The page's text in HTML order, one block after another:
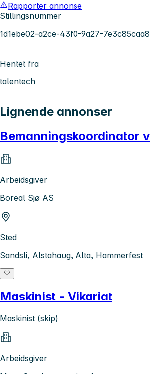
Rapporter annonse
Stillingsnummer
1d1ebe02-a2ce-43f0-9a27-
Hentet fra
talentech
Lignende annonser
Bemanningskoordinator
Arbeidsgiver
Boreal Sjø AS
Sted
Sandsli, Alstahaug, Alta, Hammerfest
Maskinist - Vikariat
Maskinist (skip)
Arbeidsgiver